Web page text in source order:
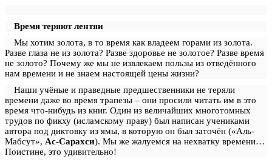
Время теряют лентяи
Мы хотим золота, в то время как владеем горами из золота.
Разве глаза не из золота? Разве здоровье не золотое? Разве время
не золото? Почему же мы не извлекаем пользы из отведённого
нам времени и не знаем настоящей цены жизни?
Наши учёные и праведные предшественники не теряли
времени даже во время трапезы – они просили читать им в это
время что-нибудь из книг. Один из величайших многотомных
трудов по фикху (исламскому праву) был написан учениками
автора под диктовку из ямы, в которую он был заточён («Аль-
Мабсут», Ас-Сарахси). Мы же жалуемся на нехватку времени…
Поистине, это удивительно!